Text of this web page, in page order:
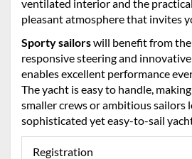
ventilated interior and the
pleasant atmosphere that invites
Sporty sailorswill benefit from
responsive steering and
enables excellent performance
The yacht is easy to handle,
smaller crews or ambitious sailors
sophisticated yet easy-to-sail
Registration